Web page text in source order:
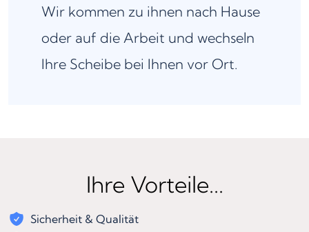
Wir kommen zu ihnen nach Hause
oder auf die Arbeit und wechseln
Ihre Scheibe bei Ihnen vor Ort.
Ihre Vorteile...
Sicherheit & Qualität